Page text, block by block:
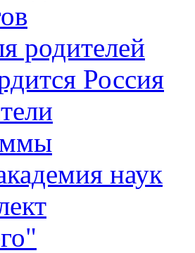
родителей
Россия
наук